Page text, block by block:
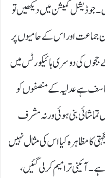
کمیشن میں دیکھیں تو
جماعت اور اس کے حامیوں پر
کی دوسری ہائیکورٹس میں
ہے عدلیہ کے منصفوں کو
تماشائی بنی ہوئی ورنہ مشرف
کا مظاہر ہ کیا اس کی مثال نہیں
آئینی ترامیم کر لی گئیں،